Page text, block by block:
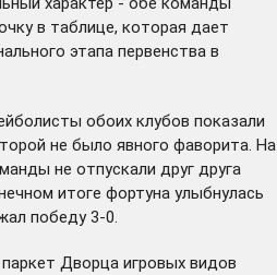
в таблице, которая дает
этапа первенства в
обоих клубов показали
не было явного фаворита. На
не отпускали друг друга
итоге фортуна улыбнулась
победу 3-0.
Дворца игровых видов